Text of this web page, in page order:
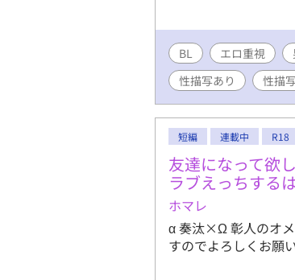
BL エロ重視
性描写あり
性描
短編 連載中 R18
友達になって欲
ラブえっちする
ホマレ
α 奏汰×Ω 彰人のオメ
すのでよろしくお願